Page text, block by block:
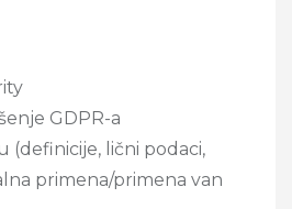
GDPR-a
(definicije, lični podaci,
primena/primena van